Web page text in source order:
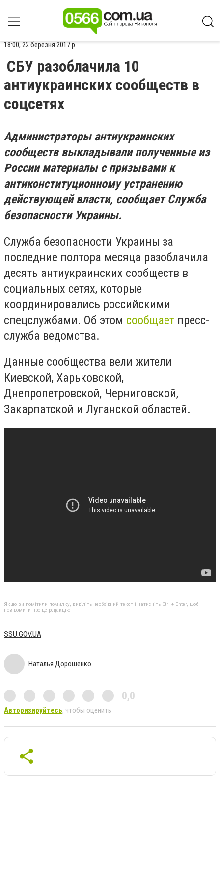
18:00, 22 березня 2017 р.
СБУ разоблачила 10
антиукраинских сообществ в
соцсетях
Администраторы антиукраинских
сообществ выкладывали полученные из
России материалы с призывами к
антиконституционному устранению
действующей власти, сообщает Служба
безопасности Украины.
Служба безопасности Украины за
последние полтора месяца разоблачила
десять антиукраинских сообществ в
социальных сетях, которые
координировались российскими
спецслужбами. Об этом сообщает пресс-
служба ведомства.
Данные сообщества вели жители
Киевской, Харьковской,
Днепропетровской, Черниговской,
Закарпатской и Луганской областей.
Якщо ви помітили помилку, виділіть необхідний текст і натисніть Ctrl + Enter, щоб
повідомити про це редакцію
SSU.GOV.UA
Наталья Дорошенко
0,0
Авторизируйтесь, чтобы оценить